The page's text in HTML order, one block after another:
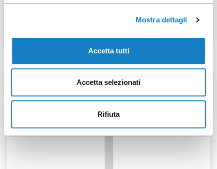
Mostra dettagli
Accetta tutti
Accetta selezionati
Rifiuta
Cop.c/beccuccio PS per
2500 pz